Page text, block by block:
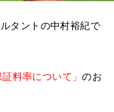
タントの中村裕紀で
証料率について」のお